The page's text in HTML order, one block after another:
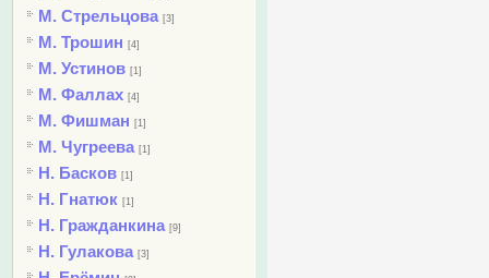
М. Стрельцова [3]
М. Трошин [4]
М. Устинов [1]
М. Фаллах [4]
М. Фишман [1]
М. Чугреева [1]
Н. Басков [1]
Н. Гнатюк [1]
Н. Гражданкина [9]
Н. Гулакова [3]